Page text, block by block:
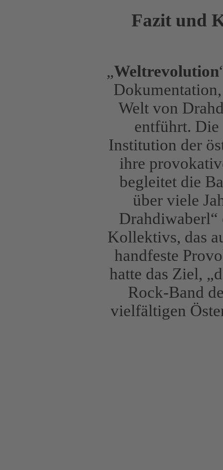
Fazit und
„Weltrevolution
Welt von
entführt. Die
Institution der
ihre
begleitet die
über viele
Drahdiwaberl“
Kollektivs, das
handfeste
hatte das Ziel,
Rock-Band
vielfältigen